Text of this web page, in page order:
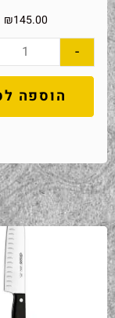
₪145.00
-
הוספה